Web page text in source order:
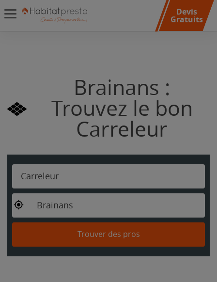
Devis
Gratuits
Brainans :
Trouvez le bon
Carreleur
Carreleur
Brainans
Trouver des pros